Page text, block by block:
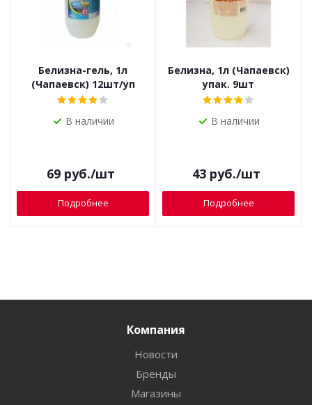
Белизна-гель, 1л
(Чапаевск) 12шт/уп
В наличии
69руб./шт
Подробнее
Белизна, 1л (Чапаевск)
упак. 9шт
В наличии
43руб./шт
Подробнее
Компания
Новости
Бренды
Магазины